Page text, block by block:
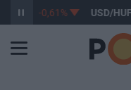
363,17 -0,61% USD/HUF